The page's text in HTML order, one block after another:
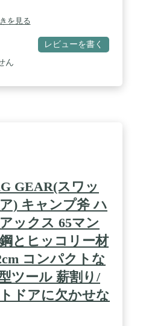
を見る
レビューを書く
ん
GEAR(スワッ
) キャンプ斧 ハ
ックス 65マン
とヒッコリー材
コンパクトな
ツール 薪割り/
ドアに欠かせな